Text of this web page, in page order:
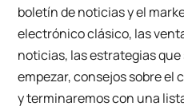
boletín de noticias y el
electrónico clásico, las
noticias, las estrategias
empezar, consejos sobre el
y terminaremos con una